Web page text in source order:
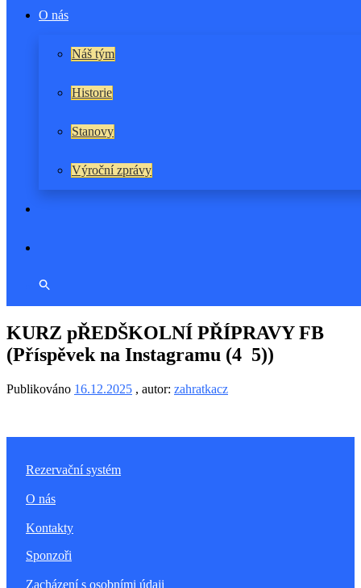
O nás
Náš tým
Historie
Stanovy
Výroční zprávy
KURZ pŘEDŠKOLNÍ PŘÍPRAVY FB
(Příspěvek na Instagramu (4 5))
Publikováno 16.12.2025 , autor: zahratkacz
Rezervační systém
O nás
Kontakty
Sponzoři
Zacházení s osobními údaji